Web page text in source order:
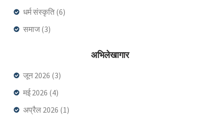
धर्म संस्कृति (6)
समाज(3)
अभिलेखागार
जून 2026 (3)
मई 2026 (4)
अप्रैल 2026 (1)